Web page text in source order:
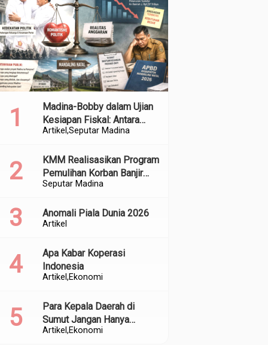
Artikel Seputar Madina
Madina-Bobby dalam Ujian
Kesiapan Fiskal: Antara
Kedekatan Politik dan
Seputar Madina
KMM Realisasikan Program
Pemulihan Korban Banjir
dan Longsor di Kabupaten
Artikel
Anomali Piala Dunia 2026
Artikel Ekonomi
Apa Kabar Koperasi
Indonesia
Artikel Ekonomi
Para Kepala Daerah di
Sumut Jangan Hanya
Meratapi Minimnya Transfer